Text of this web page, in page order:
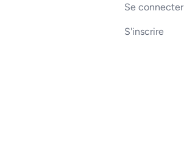
Se connecter
S'inscrire